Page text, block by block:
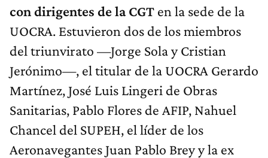
con dirigentes de la CGT en la sede de la
UOCRA. Estuvieron dos de los miembros
del triunvirato —Jorge Sola y Cristian
Jerónimo—, el titular de la UOCRA Gerardo
Martínez, José Luis Lingeri de Obras
Sanitarias, Pablo Flores de AFIP, Nahuel
Chancel del SUPEH, el líder de los
Aeronavegantes Juan Pablo Brey y la ex